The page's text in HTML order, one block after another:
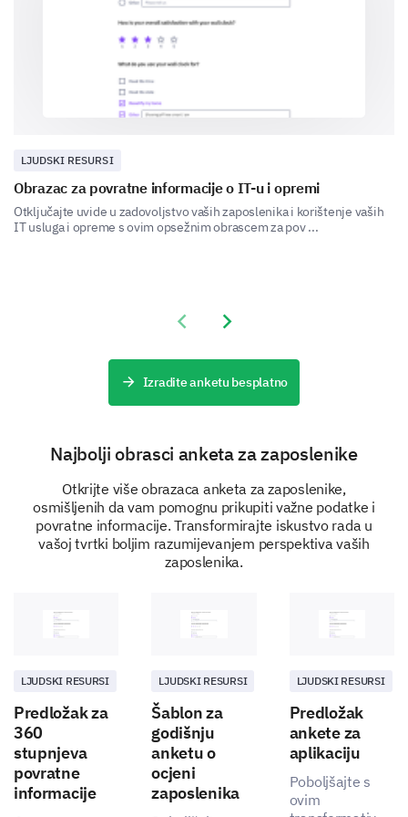
HR meetings
Training sessions
support during your onboarding period?
Wrapping Up Your Onboarding
experience has been so far.
you recommend our company to a friend as a
good place to work?
Yes Maybe
Provide any other suggestions or feedback you
LJUDSKI RESURSI
Obrazac za povratne informacije o IT-u i opremi
Otključajte uvide u zadovoljstvo vaših zaposlenika i korištenje vaših
IT usluga i opreme s ovim opsežnim obrascem za pov ...
Previous slide
Next slide
Izradite anketu besplatno
Najbolji obrasci anketa za zaposlenike
Otkrijte više obrazaca anketa za zaposlenike,
osmišljenih da vam pomognu prikupiti važne podatke i
povratne informacije. Transformirajte iskustvo rada u
vašoj tvrtki boljim razumijevanjem perspektiva vaših
zaposlenika.
LJUDSKI RESURSI
Predložak za
360
stupnjeva
povratne
informacije
LJUDSKI RESURSI
Šablon za
godišnju
anketu o
ocjeni
zaposlenika
LJUDSKI RESURSI
Predložak
ankete za
aplikaciju
Poboljšajte s
ovim